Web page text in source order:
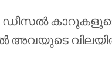
കാറുകളുടെ
അവയുടെ